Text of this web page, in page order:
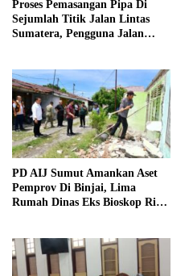
Proses Pemasangan Pipa Di
Sejumlah Titik Jalan Lintas
Sumatera, Pengguna Jalan
PD AIJ Sumut Amankan Aset
Pemprov Di Binjai, Lima
Rumah Dinas Eks Bioskop Ria